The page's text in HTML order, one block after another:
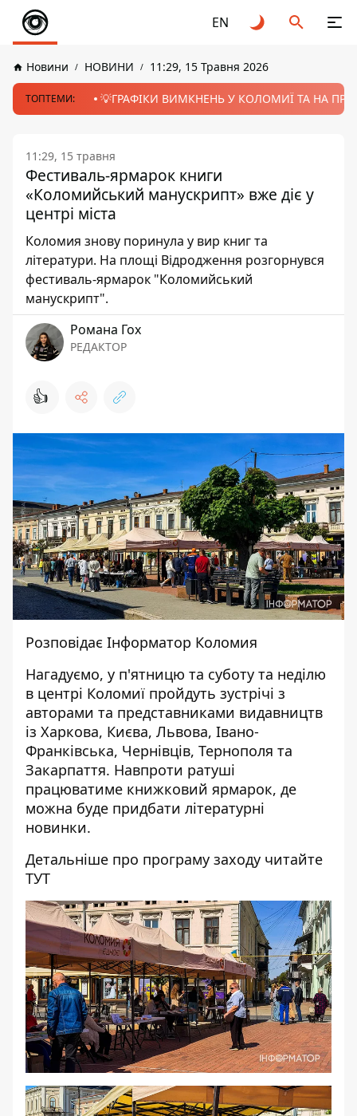
EN
Новини НОВИНИ 11:29, 15 Травня 2026
ТОПТЕМИ: 💡ГРАФІКИ ВИМКНЕНЬ У КОЛОМИЇ ТА НА
11:29, 15 травня
Фестиваль-ярмарок книги
«Коломийський манускрипт» вже діє у
центрі міста
Коломия знову поринула у вир книг та
літератури. На площі Відродження розгорнувся
фестиваль-ярмарок "Коломийський
манускрипт".
Романа Гох
РЕДАКТОР
👍
Розповідає Інформатор Коломия
Нагадуємо, у п'ятницю та суботу та неділю
в центрі Коломиї пройдуть зустрічі з
авторами та представниками видавництв
із Харкова, Києва, Львова, Івано-
Франківська, Чернівців, Тернополя та
Закарпаття. Навпроти ратуші
працюватиме книжковий ярмарок, де
можна буде придбати літературні
новинки.
Детальніше про програму заходу читайте
ТУТ